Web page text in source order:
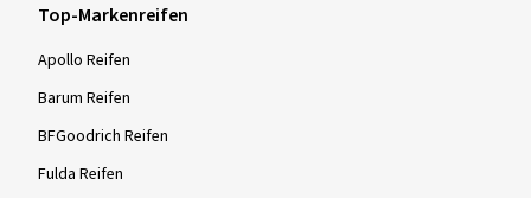
Top-Markenreifen
Apollo Reifen
Barum Reifen
BFGoodrich Reifen
Fulda Reifen